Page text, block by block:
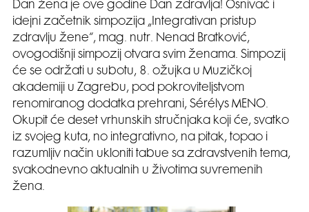
Dan žena je ove godine Dan zdravlja! Osnivač i
idejni začetnik simpozija „Integrativan pristup
zdravlju žene“, mag. nutr. Nenad Bratković,
ovogodišnji simpozij otvara svim ženama. Simpozij
će se održati u subotu, 8. ožujka u Muzičkoj
akademiji u Zagrebu, pod pokroviteljstvom
renomiranog dodatka prehrani, Sérélys MENO.
Okupit će deset vrhunskih stručnjaka koji će, svatko
iz svojeg kuta, no integrativno, na pitak, topao i
razumljiv način ukloniti tabue sa zdravstvenih tema,
svakodnevno aktualnih u životima suvremenih
žena.